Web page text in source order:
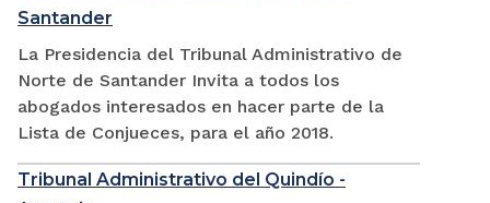
Santander
La Presidencia del Tribunal Administrativo de
Norte de Santander Invita a todos los
abogados interesados en hacer parte de la
Lista de Conjueces, para el año 2018.
Tribunal Administrativo del Quindío -